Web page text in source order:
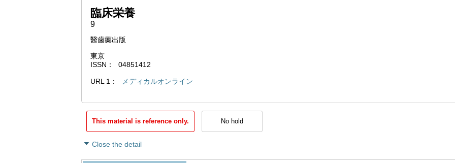
臨床栄養
9
醫歯藥出版
東京
ISSN
04851412
URL 1 メディカルオンライン
This material is reference only. No hold
Close the detail